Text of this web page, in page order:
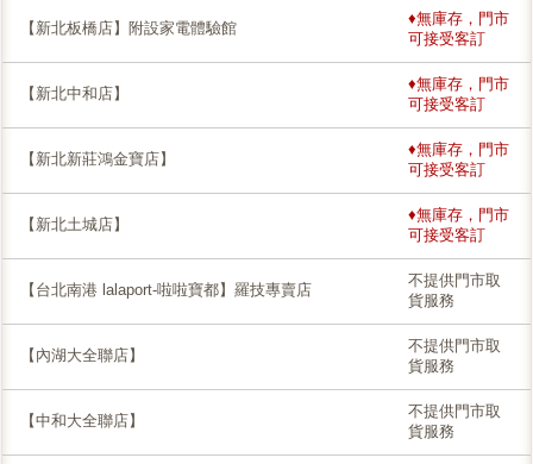
【新北板橋店】附設家電體驗館
♦無庫存，門市
可接受客訂
【新北中和店】
♦無庫存，門市
可接受客訂
【新北新莊鴻金寶店】
♦無庫存，門市
可接受客訂
【新北土城店】
♦無庫存，門市
可接受客訂
【台北南港 lalaport-啦啦寶都】羅技專賣店
不提供門市取
貨服務
【內湖大全聯店】
不提供門市取
貨服務
【中和大全聯店】
不提供門市取
貨服務